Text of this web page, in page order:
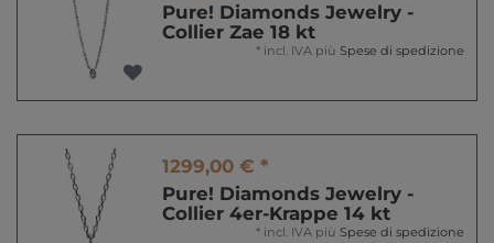
Pure! Diamonds Jewelry -
Collier Zae 18 kt
* incl. IVA più Spese di spedizione
1299,00 € *
Pure! Diamonds Jewelry -
Collier 4er-Krappe 14 kt
* incl. IVA più Spese di spedizione